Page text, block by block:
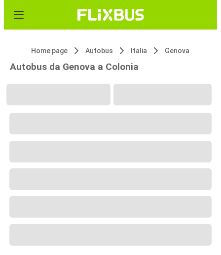
Home page Autobus Italia Genova
Autobus da Genova a Colonia